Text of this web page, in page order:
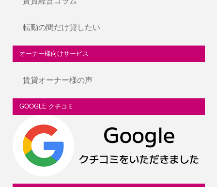
転勤の間だけ貸したい
オーナー様向けサービス
賃貸オーナー様の声
GOOGLE クチコミ